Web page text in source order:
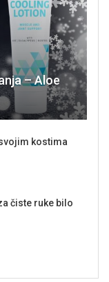
– Aloe
kostima
čiste ruke bilo